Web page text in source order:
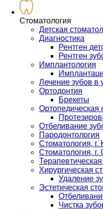
Стоматология
Детская
Диагностика
Рентген
Рентген
Имплантология
Лечение зубов в
Ортодонтия
Брекеты
Ортопедическая
Отбеливание
Пародонтология
Стоматология, г.
Стоматология, г.
Хирургическая
Удаление
Эстетическая
Чистка